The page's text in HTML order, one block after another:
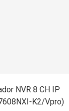
NVR 8 CH IP
K2/Vpro)